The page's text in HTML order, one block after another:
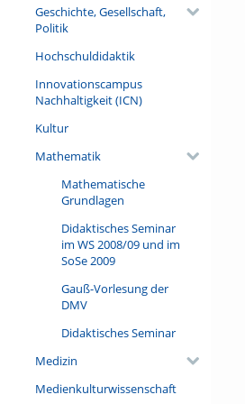
Geschichte, Gesellschaft,
Politik
Hochschuldidaktik
Innovationscampus
Nachhaltigkeit (ICN)
Kultur
Mathematik
Mathematische
Grundlagen
Didaktisches Seminar
im WS 2008/09 und im
SoSe 2009
Gauß-Vorlesung der
DMV
Didaktisches Seminar
Medizin
Medienkulturwissenschaft